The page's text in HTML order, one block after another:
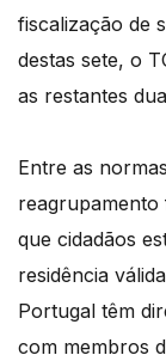
fiscalização de
destas sete, o
as restantes
Entre as
reagrupamento
que cidadãos
residência
Portugal têm
com membros